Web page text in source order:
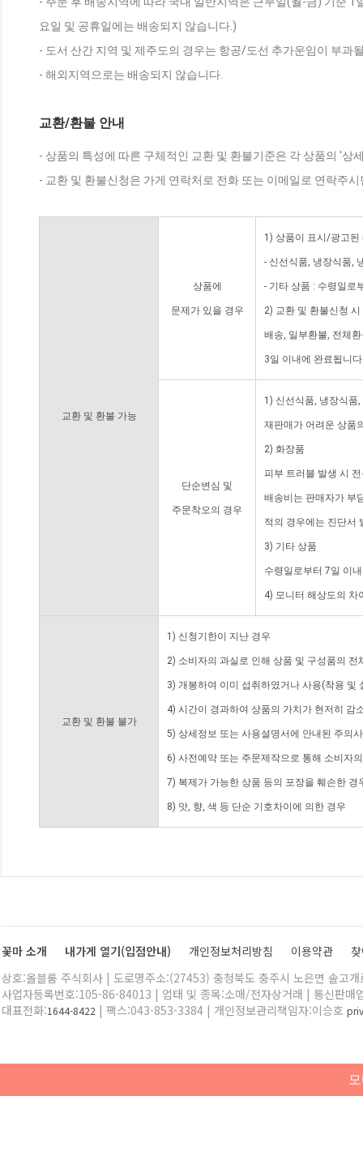
요일 및 공휴일에는 배송되지 않습니다.)
- 도서 산간 지역 및 제주도의 경우는 항공/도선 추가운임이 부과
- 해외지역으로는 배송되지 않습니다.
교환/환불 안내
- 상품의 특성에 따른 구체적인 교환 및 환불기준은 각 상품의 '상
- 교환 및 환불신청은 가게 연락처로 전화 또는 이메일로 연락주
교환 및 환불 가능
상품에
문제가 있을 경우
1) 상품이 표시/광고된
- 신선식품, 냉장식품,
- 기타 상품 : 수령일로
2) 교환 및 환불신청
배송, 일부환불, 전체
3일 이내에 완료됩니
단순변심 및
주문착오의 경우
1) 신선식품, 냉장식품
재판매가 어려운 상품
2) 화장품
피부 트러블 발생 시
배송비는 판매자가 부
적의 경우에는 진단서
3) 기타 상품
수령일로부터 7일 이
4) 모니터 해상도의 차
교환 및 환불 불가
1) 신청기한이 지난 경우
2) 소비자의 과실로 인해 상품 및 구성품의
3) 개봉하여 이미 섭취하였거나 사용(착용 및
4) 시간이 경과하여 상품의 가치가 현저히 감
5) 상세정보 또는 사용설명서에 안내된 주의
6) 사전예약 또는 주문제작으로 통해 소비자
7) 복제가 가능한 상품 등의 포장을 훼손한 경
8) 맛, 향, 색 등 단순 기호차이에 의한 경우
꽃마 소개 내가게 열기(입점안내) 개인정보처리방침 이용약관
상호:올블룸 주식회사 | 도로명주소:(27453) 충청북도 충주시 노은면 솔고
사업자등록번호:105-86-84013 | 업태 및 종목:소매/전자상거래 | 통신판매
대표전화:1644-8422 | 팩스:043-853-3384 | 개인정보관리책임자:이승호